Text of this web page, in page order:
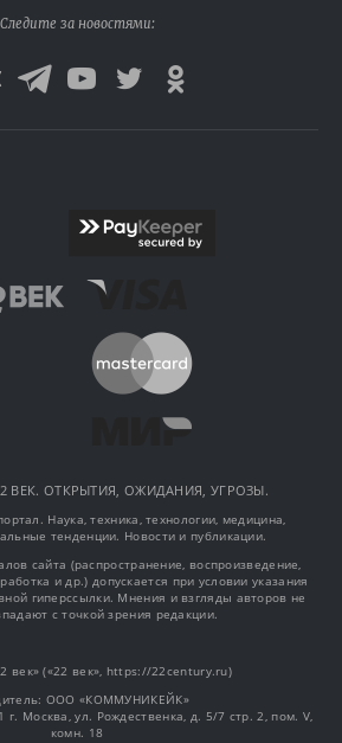
Следите за новостями:
ВЕК. ОТКРЫТИЯ, ОЖИДАНИЯ, УГРОЗЫ.
Наука, техника, технологии, медицина,
тенденции. Новости и публикации.
сайта (распространение, воспроизведение,
и др.) допускается при условии указания
гиперссылки. Мнения и взгляды авторов не
с точкой зрения редакции.
век» («22 век», https://22century.ru)
OOO «КОММУНИКЕЙК»
г. Москва, ул. Рождественка, д. 5/7 стр. 2, пом. V,
комн. 18